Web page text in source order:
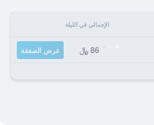
الإجمالي في الليلة
86 ﷼ عرض الصفقة